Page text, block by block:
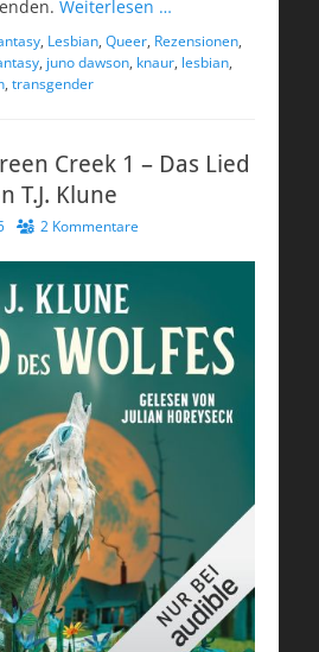
Weiterlesen …
, Lesbian, Queer, Rezensionen,
, juno dawson, knaur, lesbian,
, transgender
Creek 1 – Das Lied
T.J. Klune
2 Kommentare